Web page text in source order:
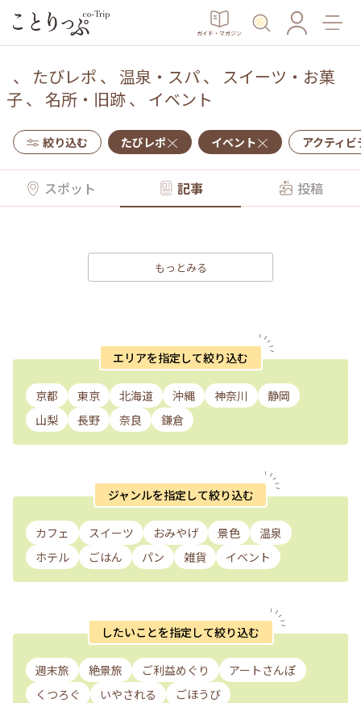
ガイド・マガジン
、 たびレポ 、 温泉・スパ、 スイーツ・お菓
子、 名所・旧跡、 イベント
絞り込む たびレポ イベント アクティ
スポット 記事 投稿
もっとみる
エリアを指定して絞り込む
京都 東京 北海道 沖縄 神奈川
静岡
山梨
長野 奈良 鎌倉
ジャンルを指定して絞り込む
カフェ スイーツ おみやげ 景色
温泉
ホテル
ごはん パン 雑貨 イベント
したいことを指定して絞り込む
週末旅 絶景旅 ご利益めぐり
アートさんぽ
くつろぐ
いやされる ごほうび